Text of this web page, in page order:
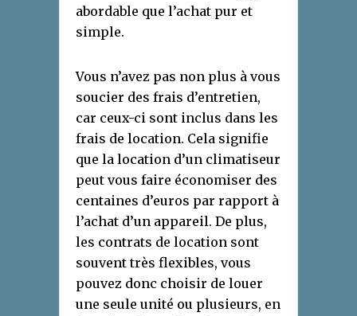
abordable que l’achat pur et
simple.
Vous n’avez pas non plus à vous
soucier des frais d’entretien,
car ceux-ci sont inclus dans les
frais de location. Cela signifie
que la location d’un climatiseur
peut vous faire économiser des
centaines d’euros par rapport à
l’achat d’un appareil. De plus,
les contrats de location sont
souvent très flexibles, vous
pouvez donc choisir de louer
une seule unité ou plusieurs, en